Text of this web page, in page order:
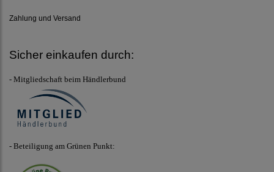
Zahlung und Versand
Sicher einkaufen durch:
- Mitgliedschaft beim Händlerbund
- Beteiligung am Grünen Punkt: